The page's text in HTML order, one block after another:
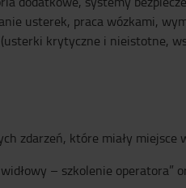
usterek, praca wózkami,
krytyczne i nieistotne,
zdarzeń, które miały miejsce
– szkolenie operatora”